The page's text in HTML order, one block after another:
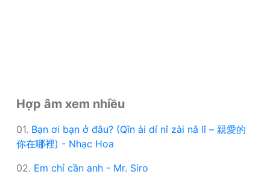
Hợp âm xem nhiều
01. Bạn ơi bạn ở đâu? (Qīn ài dí nǐ zài nǎ lǐ – 親愛的
你在哪裡) - Nhạc Hoa
02. Em chỉ cần anh - Mr. Siro